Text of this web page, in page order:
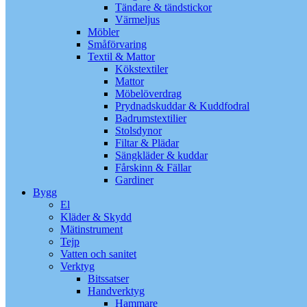
Tändare & tändstickor
Värmeljus
Möbler
Småförvaring
Textil & Mattor
Kökstextiler
Mattor
Möbelöverdrag
Prydnadskuddar & Kuddfodral
Badrumstextilier
Stolsdynor
Filtar & Plädar
Sängkläder & kuddar
Fårskinn & Fällar
Gardiner
Bygg
El
Kläder & Skydd
Mätinstrument
Tejp
Vatten och sanitet
Verktyg
Bitssatser
Handverktyg
Hammare